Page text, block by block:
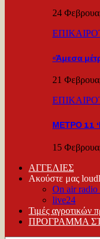
24
«Άμεσα
21
ΜΕΤΡΟ 11
15
ΑΓΓΕΛΙΕΣ
Ακούστε μας
On air
live24
Τιμές αγροτικών
ΠΡΟΓΡΑΜΜΑ